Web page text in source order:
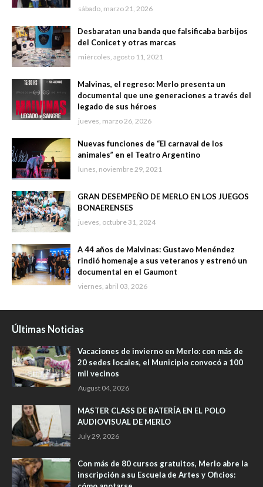
sábado, marzo 21, 2026
Desbaratan una banda que falsificaba barbijos
del Conicet y otras marcas
miércoles, agosto 11, 2021
Malvinas, el regreso: Merlo presenta un
documental que une generaciones a través del
legado de sus héroes
jueves, marzo 26, 2026
Nuevas funciones de “El carnaval de los
animales” en el Teatro Argentino
lunes, noviembre 29, 2021
GRAN DESEMPEÑO DE MERLO EN LOS JUEGOS
BONAERENSES
jueves, octubre 31, 2024
A 44 años de Malvinas: Gustavo Menéndez
rindió homenaje a sus veteranos y estrenó un
documental en el Gaumont
viernes, abril 03, 2026
Últimas Noticias
Vacaciones de invierno en Merlo: con más de
20 sedes locales, el Municipio convocó a 100
mil vecinos
August 04, 2026
MASTER CLASS DE BATERÍA EN EL POLO
AUDIOVISUAL DE MERLO
July 29, 2026
Con más de 80 cursos gratuitos, Merlo abre la
inscripción a su Escuela de Artes y Oficios: